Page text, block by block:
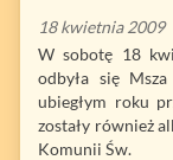
18 kwietnia 2009
W sobotę 18
odbyła się
ubiegłym roku
zostały również
Komunii Św.